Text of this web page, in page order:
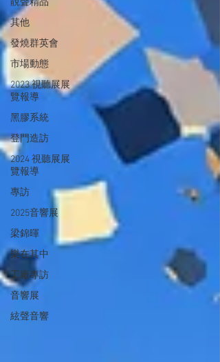
靚聲精品
其他
發燒群英會
市場動態
2023 視聽展展
覽報導
黑膠系統
登門造訪
2024 視聽展展
覽報導
專訪
2025音響展
梁錦暉
樂在其中
工廠專訪
音響展
絃聲音響